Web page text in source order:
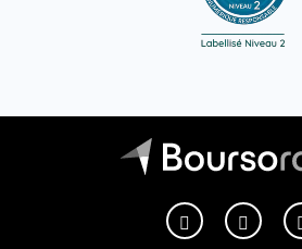
Boursorama